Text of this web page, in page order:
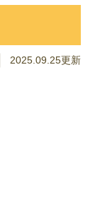
2025.09.25更新